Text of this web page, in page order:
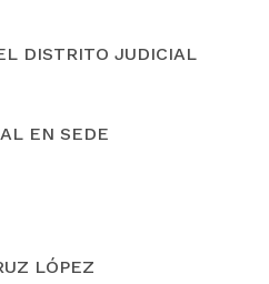
DISTRITO JUDICIAL
EN SEDE
LÓPEZ